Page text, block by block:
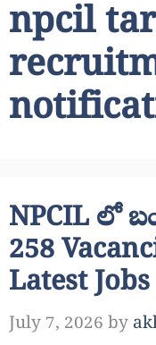
npcil
NPCIL లో
258
Latest
July 7, 2026 by